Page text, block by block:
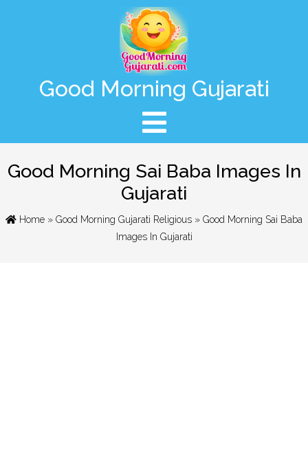
Good Morning Gujarati
Good Morning Sai Baba Images In
Gujarati
Home » Good Morning Gujarati Religious » Good Morning Sai Baba
Images In Gujarati